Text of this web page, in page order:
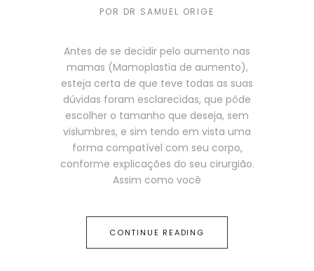
POR DR SAMUEL ORIGE
Antes de se decidir pelo aumento nas
mamas (Mamoplastia de aumento),
esteja certa de que teve todas as suas
dúvidas foram esclarecidas, que pôde
escolher o tamanho que deseja, sem
vislumbres, e sim tendo em vista uma
forma compatível com seu corpo,
conforme explicações do seu cirurgião.
Assim como você
CONTINUE READING